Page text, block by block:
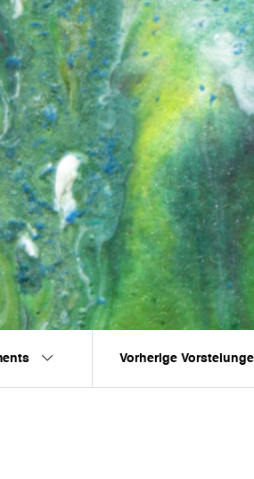
Vorherige